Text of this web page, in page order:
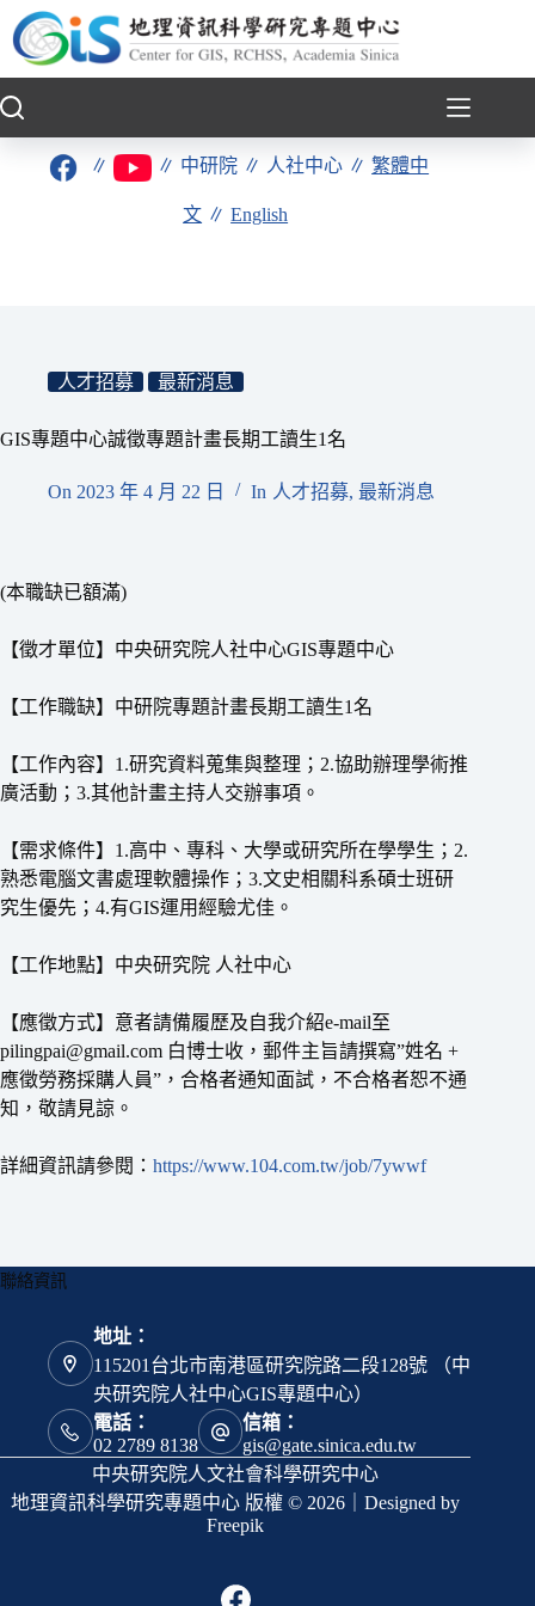
至
要
∥ ∥ 中研院 ∥ 人社中心 ∥繁體中
文 ∥English
人才招募 最新消息
GIS專題中心誠徵專題計畫長期工讀生1名
On 2023 年 4 月 22 日 In 人才招募, 最新消息
(本職缺已額滿)
【徵才單位】中央研究院人社中心GIS專題中心
【工作職缺】中研院專題計畫長期工讀生1名
【工作內容】1.研究資料蒐集與整理；2.協助辦理學術推
廣活動；3.其他計畫主持人交辦事項。
【需求條件】1.高中、專科、大學或研究所在學學生；2.
熟悉電腦文書處理軟體操作；3.文史相關科系碩士班研
究生優先；4.有GIS運用經驗尤佳。
【工作地點】中央研究院 人社中心
【應徵方式】意者請備履歷及自我介紹e-mail至
pilingpai@gmail.com 白博士收，郵件主旨請撰寫”姓名 +
應徵勞務採購人員”，合格者通知面試，不合格者恕不通
知，敬請見諒。
詳細資訊請參閱： https://www.104.com.tw/job/7ywwf
聯絡資訊
地址：
115201台北市南港區研究院路二段128號 （中
央研究院人社中心GIS專題中心）
電話：
02 2789 8138
信箱：
gis@gate.sinica.edu.tw
中央研究院人文社會科學研究中心
地理資訊科學研究專題中心 版權 © 2026｜Designed by
Freepik